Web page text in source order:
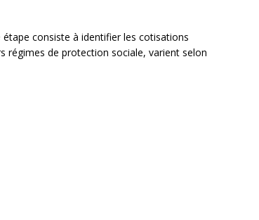
étape consiste à identifier les cotisations
régimes de protection sociale, varient selon